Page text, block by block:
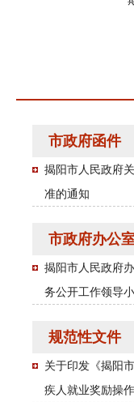
市政府函件
揭阳市人民政府
准的通知
市政府办公
揭阳市人民政府
务公开工作领导
规范性文件
关于印发《揭阳
疾人就业奖励操